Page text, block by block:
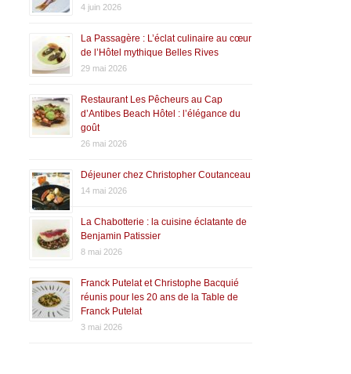
4 juin 2026
La Passagère : L’éclat culinaire au cœur
de l’Hôtel mythique Belles Rives
29 mai 2026
Restaurant Les Pêcheurs au Cap
d’Antibes Beach Hôtel : l’élégance du
goût
26 mai 2026
Déjeuner chez Christopher Coutanceau
14 mai 2026
La Chabotterie : la cuisine éclatante de
Benjamin Patissier
8 mai 2026
Franck Putelat et Christophe Bacquié
réunis pour les 20 ans de la Table de
Franck Putelat
3 mai 2026